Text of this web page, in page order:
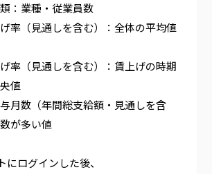
：業種・従業員数
率（見通しを含む）：全体の平均値
率（見通しを含む）：賃上げの時期
値
月数（年間総支給額・見通しを含
が多い値
にログインした後、